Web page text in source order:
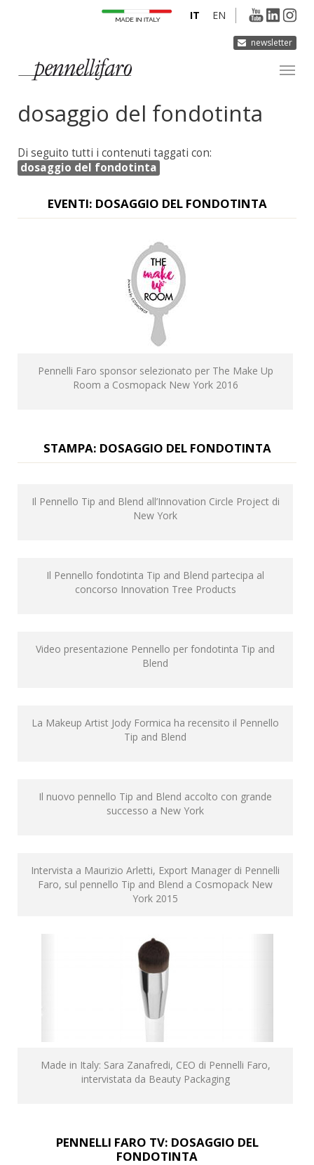
newsletter
EN
IT
AZIENDA
PRODOTTI
INNOVAZIONE
DERMOCURA
MEDIA
dosaggio del fondotinta
Di seguito tutti i contenuti taggati con:
dosaggio del fondotinta
EVENTI: DOSAGGIO DEL FONDOTINTA
Pennelli Faro sponsor selezionato per The Make Up
Room a Cosmopack New York 2016
STAMPA: DOSAGGIO DEL FONDOTINTA
Il Pennello Tip and Blend all’Innovation Circle Project di
New York
Il Pennello fondotinta Tip and Blend partecipa al
concorso Innovation Tree Products
Video presentazione Pennello per fondotinta Tip and
Blend
La Makeup Artist Jody Formica ha recensito il Pennello
Tip and Blend
Il nuovo pennello Tip and Blend accolto con grande
successo a New York
Intervista a Maurizio Arletti, Export Manager di Pennelli
Faro, sul pennello Tip and Blend a Cosmopack New
York 2015
Made in Italy: Sara Zanafredi, CEO di Pennelli Faro,
intervistata da Beauty Packaging
PENNELLI FARO TV: DOSAGGIO DEL
FONDOTINTA